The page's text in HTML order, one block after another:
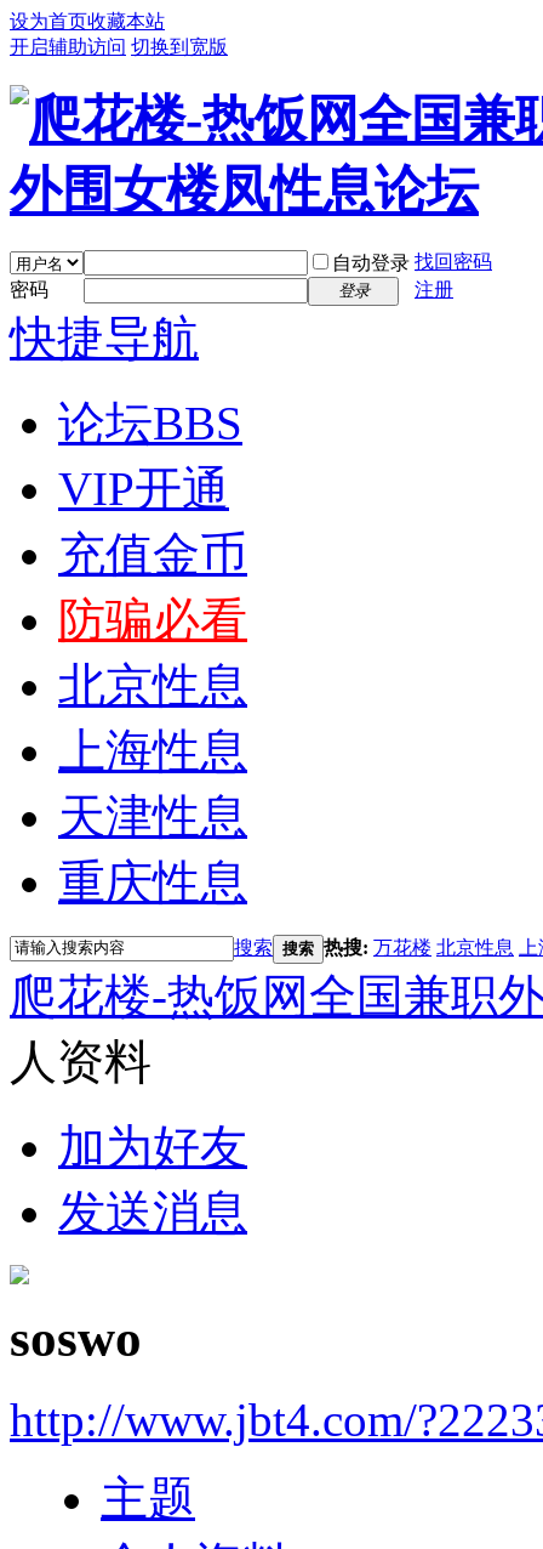
设为首页收藏本站
开启辅助访问 切换到宽版
自动登录 找回密码
密码
登录 注册
快捷导航
论坛BBS
VIP开通
充值金币
防骗必看
北京性息
上海性息
天津性息
重庆性息
搜索 搜索 热搜: 万花楼 北京性息
爬花楼-热饭网全国兼职
人资料
加为好友
发送消息
soswo
http://www.jbt4.com/
主题